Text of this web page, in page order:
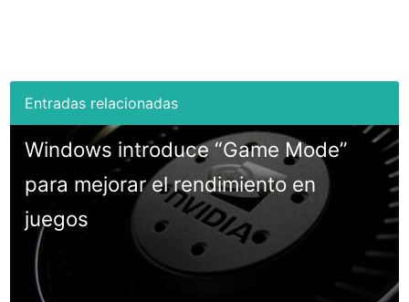
Windows introduce “Game Mode”
para mejorar el rendimiento en
juegos